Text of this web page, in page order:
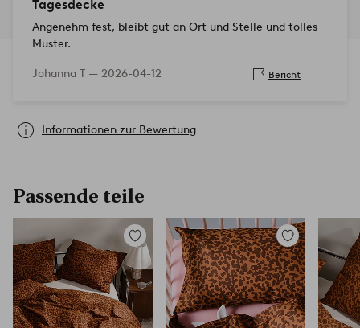
Tagesdecke
Angenehm fest, bleibt gut an Ort und Stelle und tolles
Muster.
Johanna T — 2026-04-12 Bericht
Informationen zur Bewertung
Passende teile
Zu
Favoriten
hinzufügen
Zu
Favoriten
hinzufügen